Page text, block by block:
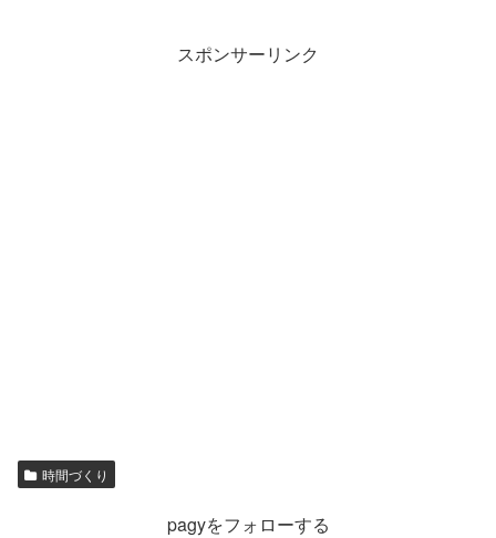
スポンサーリンク
時間づくり
pagyをフォローする